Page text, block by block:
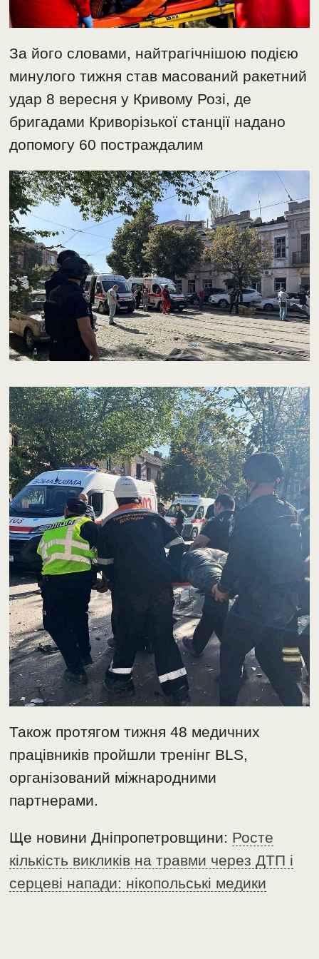
За його словами, найтрагічнішою подією
минулого тижня став масований ракетний
удар 8 вересня у Кривому Розі, де
бригадами Криворізької станції надано
допомогу 60 постраждалим
Також протягом тижня 48 медичних
працівників пройшли тренінг BLS,
організований міжнародними
партнерами.
Ще новини Дніпропетровщини: Росте
кількість викликів на травми через ДТП і
серцеві напади: нікопольські медики